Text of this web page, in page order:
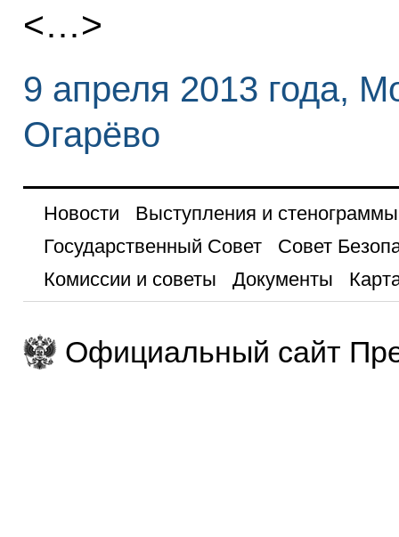
<…>
9 апреля 2013 года,
Огарёво
Новости
Выступления и стенограммы
Государственный Совет
Совет
Комиссии и советы
Документы
Официальный сайт